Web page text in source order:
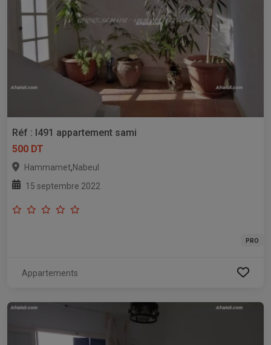
Réf : l491 appartement sami
500 DT
Hammamet,Nabeul
15 septembre 2022
PRO
Appartements